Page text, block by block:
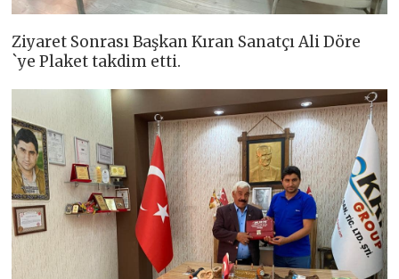
Ziyaret Sonrası Başkan Kıran Sanatçı Ali Döre
`ye Plaket takdim etti.